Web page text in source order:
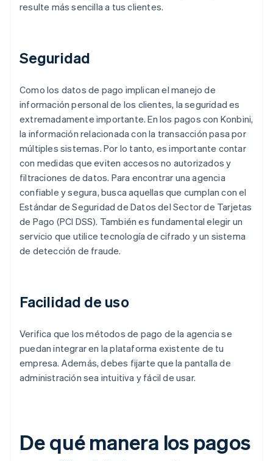
resulte más sencilla a tus clientes.
Seguridad
Como los datos de pago implican el manejo de
información personal de los clientes, la seguridad es
extremadamente importante. En los pagos con Konbini,
la información relacionada con la transacción pasa por
múltiples sistemas. Por lo tanto, es importante contar
con medidas que eviten accesos no autorizados y
filtraciones de datos. Para encontrar una agencia
confiable y segura, busca aquellas que cumplan con el
Estándar de Seguridad de Datos del Sector de Tarjetas
de Pago (PCI DSS). También es fundamental elegir un
servicio que utilice tecnología de cifrado y un sistema
de detección de fraude.
Facilidad de uso
Verifica que los métodos de pago de la agencia se
puedan integrar en la plataforma existente de tu
empresa. Además, debes fijarte que la pantalla de
administración sea intuitiva y fácil de usar.
De qué manera los pagos